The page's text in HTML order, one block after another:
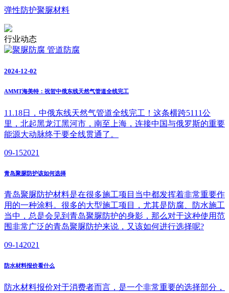
弹性防护聚脲材料
行业动态
2024-12-02
AMMT海美特：祝贺中俄东线天然气管道全线完工
11.18日，中俄东线天然气管道全线完工！这条横跨5111公
里，北起黑龙江黑河市，南至上海，连接中国与俄罗斯的重要
能源大动脉终于要全线贯通了。
09-152021
青岛聚脲防护该如何选择
青岛聚脲防护材料是在很多施工项目当中都发挥着非常重要作
用的一种涂料。很多的大型施工项目，尤其是防腐、防水施工
当中，总是会见到青岛聚脲防护的身影，那么对于这种使用范
围非常广泛的青岛聚脲防护来说，又该如何进行选择呢?
09-142021
防水材料报价看什么
防水材料报价对于消费者而言，是一个非常重要的选择部分，